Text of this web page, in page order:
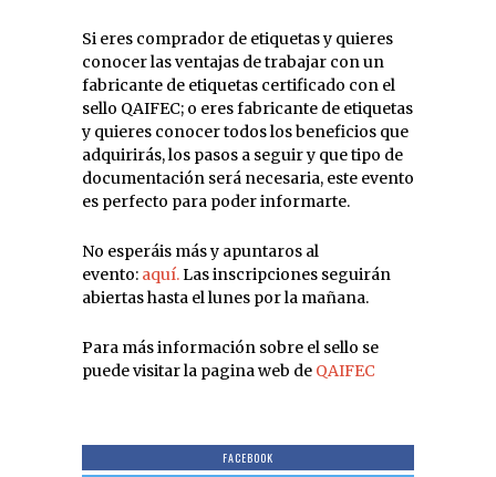
Si eres comprador de etiquetas y quieres
conocer las ventajas de trabajar con un
fabricante de etiquetas certificado con el
sello QAIFEC; o eres fabricante de etiquetas
y quieres conocer todos los beneficios que
adquirirás, los pasos a seguir y que tipo de
documentación será necesaria, este evento
es perfecto para poder informarte.
No esperáis más y apuntaros al
evento: aquí.Las inscripciones seguirán
abiertas hasta el lunes por la mañana.
Para más información sobre el sello se
puede visitar la pagina web de QAIFEC
FACEBOOK